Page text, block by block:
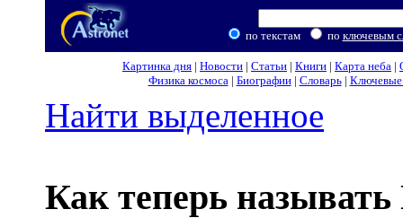
по текстам по ключевым
Картинка дня | Новости | Статьи | Книги | Карта неба |
Физика космоса| Биографии| Словарь| Ключевые
Найти выделенное
Как теперь